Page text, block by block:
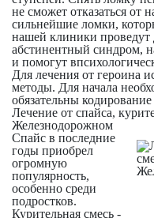
не сможет отказаться от
сильнейшие ломки,
нашей клиники
абстинентный синдром,
и помогут
Для лечения от героина
методы. Для начала
обязательны
Лечение от спайса,
Железнодорожном
Спайс в последние
годы приобрел
огромную
популярность,
особенно среди
подростков.
Курительная смесь -